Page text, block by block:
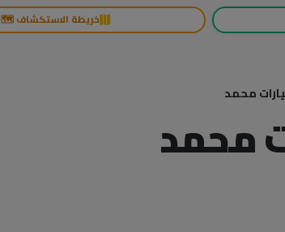
خريطة الاستكشاف 🗺️
محمد
محمد